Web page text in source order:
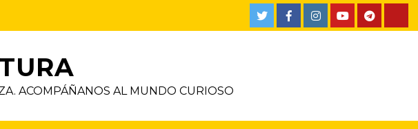
ACOMPÁÑANOS AL MUNDO CURIOSO